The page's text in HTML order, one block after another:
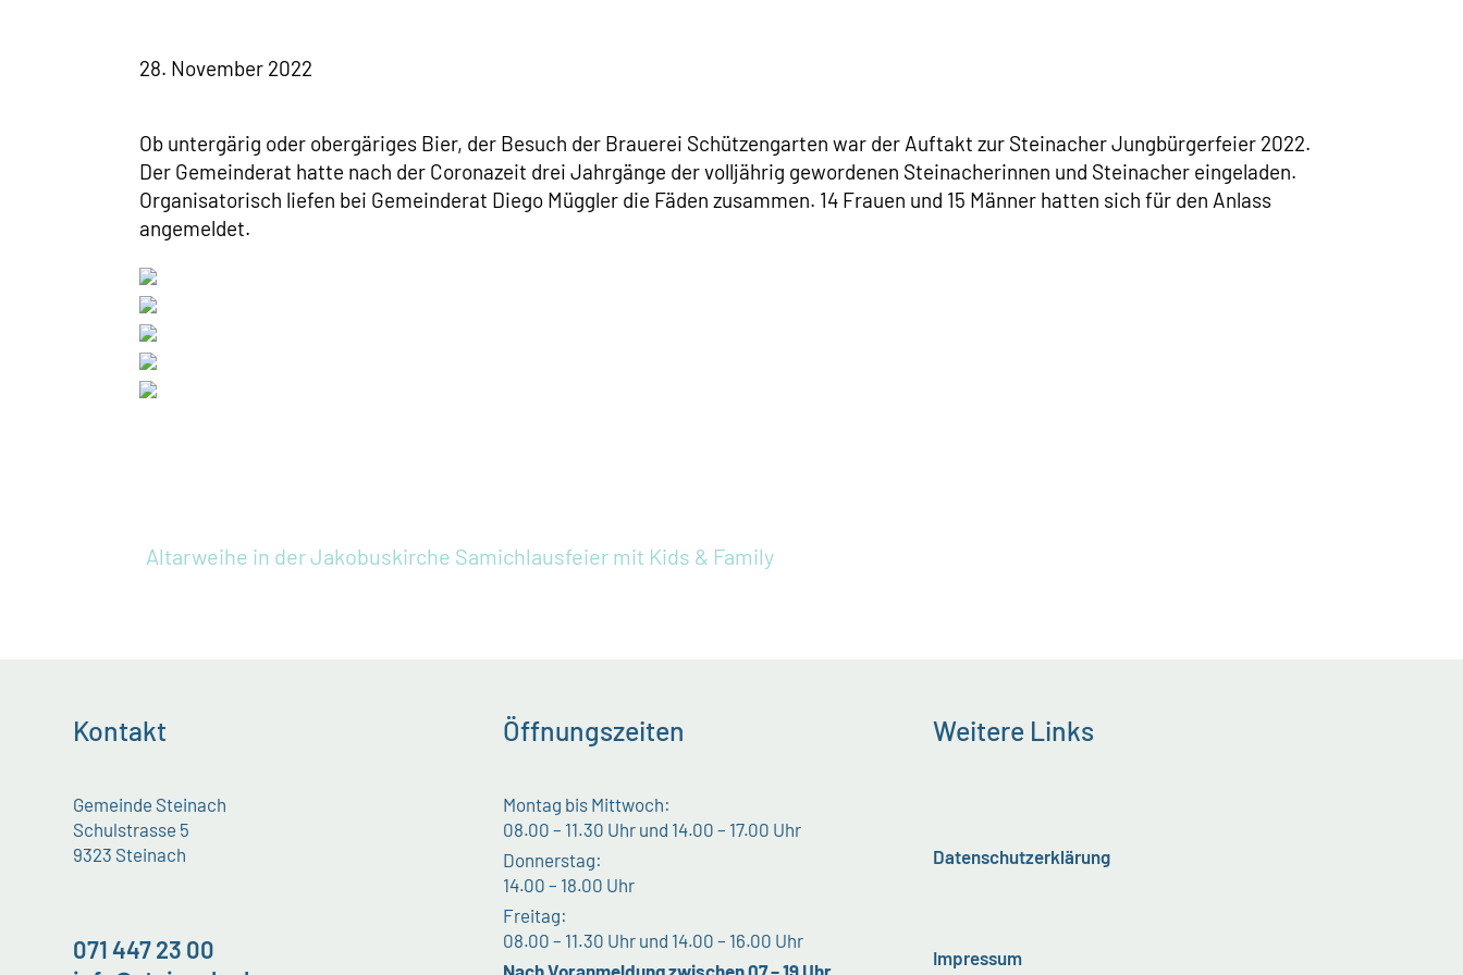
28. November 2022
Ob untergärig oder obergäriges Bier, der Besuch der Brauerei Schützengarten war der Auftakt zur Steinacher Jungbürgerfeier 2022.
Der Gemeinderat hatte nach der Coronazeit drei Jahrgänge der volljährig gewordenen Steinacherinnen und Steinacher eingeladen.
Organisatorisch liefen bei Gemeinderat Diego Müggler die Fäden zusammen. 14 Frauen und 15 Männer hatten sich für den Anlass
angemeldet.
Altarweihe in der Jakobuskirche Samichlausfeier mit Kids & Family
Kontakt
Gemeinde Steinach
Schulstrasse 5
9323 Steinach
071 447 23 00
Öffnungszeiten
Montag bis Mittwoch:
08.00 – 11.30 Uhr und 14.00 – 17.00 Uhr
Donnerstag:
14.00 – 18.00 Uhr
Freitag:
08.00 – 11.30 Uhr und 14.00 – 16.00 Uhr
Nach Voranmeldung zwischen 07 – 19 Uhr
Weitere Links
Datenschutzerklärung
Impressum